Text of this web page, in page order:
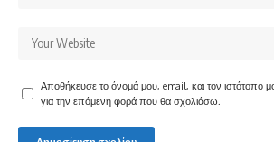
Αποθήκευσε το όνομά μου, email, και τον ιστότοπο
για την επόμενη φορά που θα σχολιάσω.